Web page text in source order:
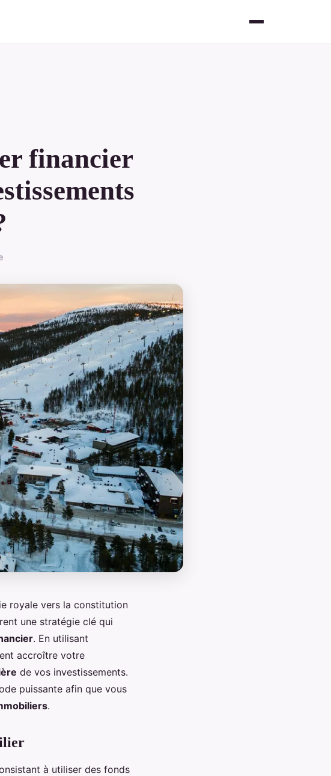
financier
royale vers la constitution
une stratégie clé qui
. En utilisant
accroître votre
de vos investissements.
puissante afin que vous
.
à utiliser des fonds